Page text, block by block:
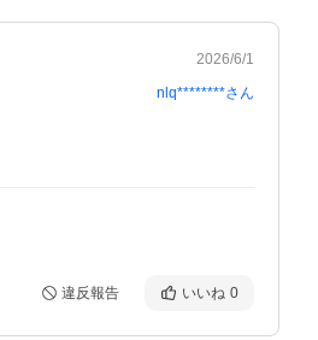
2026/6/1
nlq********さん
違反報告 いいね 0